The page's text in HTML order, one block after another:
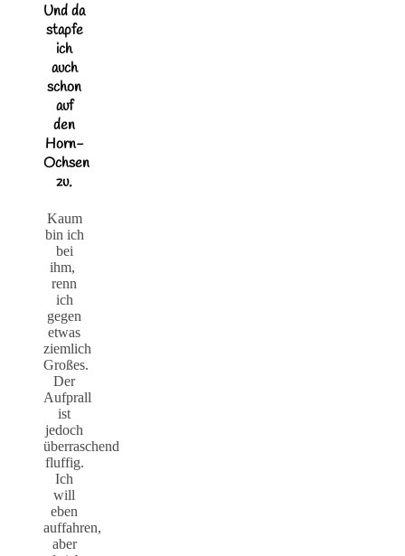
Und da
stapfe
ich
auch
schon
auf
den
Horn-
Ochsen
zu.
Kaum
bin ich
bei
ihm,
renn
ich
gegen
etwas
ziemlich
Großes.
Der
Aufprall
ist
jedoch
überraschend
fluffig.
Ich
will
eben
auffahren,
aber